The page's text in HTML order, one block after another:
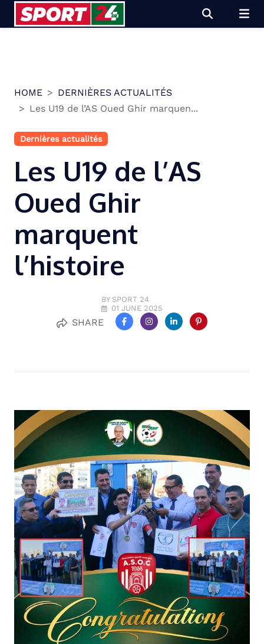
HOME
DERNIÈRES ACTUALITÉS
Les U19 de l’AS Oued Ghir marquen...
Dernières actualités
Les U19 de l’AS
Oued Ghir
marquent
l’histoire
BY SPORT 24
01 JUNE 2025
SHARE